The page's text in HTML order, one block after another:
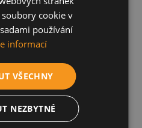
cookie v
používání
informací
VŠECHNY
NEZBYTNÉ